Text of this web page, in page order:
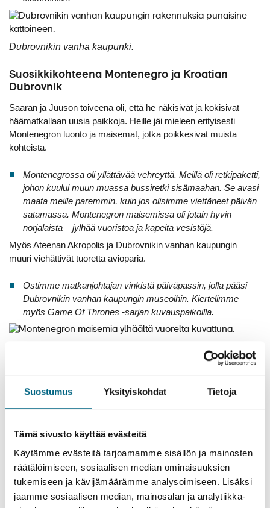
Suostumus Yksityiskohdat Tietoja
Tämä sivusto käyttää evästeitä
Käytämme evästeitä tarjoamamme sisällön ja mainosten
räätälöimiseen, sosiaalisen median ominaisuuksien
tukemiseen ja kävijämäärämme analysoimiseen. Lisäksi
jaamme sosiaalisen median, mainosalan ja analytiikka-
Dubrovnikin vanha kaupunki.
Suosikkikohteena Montenegro ja Kroatian
Dubrovnik
Saaran ja Juuson toiveena oli, että he näkisivät ja kokisivat
häämatkallaan uusia paikkoja. Heille jäi mieleen erityisesti
Montenegron luonto ja maisemat, jotka poikkesivat muista
kohteista.
Montenegrossa oli yllättävää vehreyttä. Meillä oli retkipaketti,
johon kuului muun muassa bussiretki sisämaahan. Se avasi
maata meille paremmin, kuin jos olisimme viettäneet päivän
satamassa. Montenegron maisemissa oli jotain hyvin
norjalaista – jylhää vuoristoa ja kapeita vesistöjä.
Myös Ateenan Akropolis ja Dubrovnikin vanhan kaupungin
muuri viehättivät tuoretta avioparia.
Ostimme matkanjohtajan vinkistä päiväpassin, jolla pääsi
Dubrovnikin vanhan kaupungin museoihin. Kiertelimme
myös Game Of Thrones -sarjan kuvauspaikoilla.
Välimeren risteily oli hyvä valinta
häämatkakohteeksi
Kristinan risteilyillä on usein yhteisöllinen tunnelma.
merkeissä, mutta hääpari sai myös toivottua omaa aikaa.
Koko muu seurue tiesi, että olemme häämatkalla, joten
meillä ei ollut paineita osallistua yhteisiin aktiviteetteihin.
Ruokailimme usein kahdestaan ja vietimme aikaa
keskenämme.